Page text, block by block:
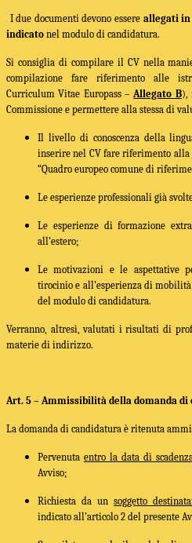
I due documenti devono essere allegati in
indicato nel modulo di candidatura.
Si consiglia di compilare il CV nella
compilazione fare riferimento alle
Curriculum Vitae Europass –Allegato B),
Commissione e permettere alla stessa di
Il livello di conoscenza della
inserire nel CV fare riferimento
“Quadro europeo comune di
Le esperienze professionali già
Le esperienze di formazione
all’estero;
Le motivazioni e le aspettative
tirocinio e all’esperienza di
del modulo di candidatura.
Verranno, altresì, valutati i risultati di
materie di indirizzo.
Art. 5 – Ammissibilità della domanda di
La domanda di candidatura è ritenuta
Pervenuta entro la data di
Avviso;
Richiesta da unsoggetto
indicato all’articolo 2 del presente